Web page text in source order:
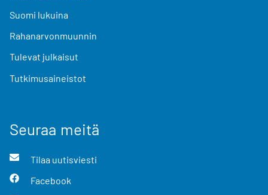
Suomi lukuina
Rahanarvonmuunnin
Tulevat julkaisut
Tutkimusaineistot
Seuraa meitä
Tilaa uutisviesti
Facebook